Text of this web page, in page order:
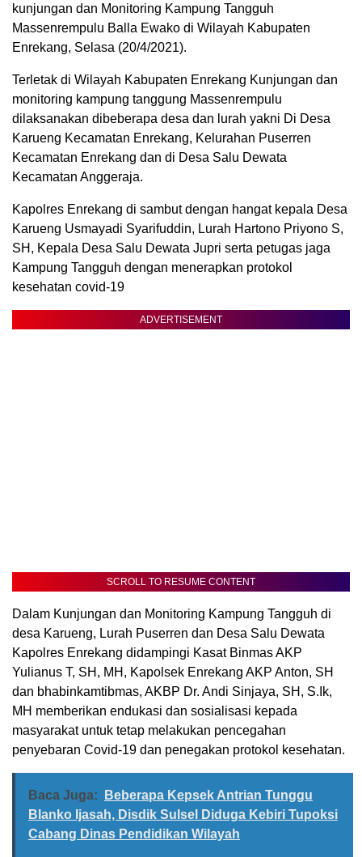
kunjungan dan Monitoring Kampung Tangguh
Massenrempulu Balla Ewako di Wilayah Kabupaten
Enrekang, Selasa (20/4/2021).
Terletak di Wilayah Kabupaten Enrekang Kunjungan dan
monitoring kampung tanggung Massenrempulu
dilaksanakan dibeberapa desa dan lurah yakni Di Desa
Karueng Kecamatan Enrekang, Kelurahan Puserren
Kecamatan Enrekang dan di Desa Salu Dewata
Kecamatan Anggeraja.
Kapolres Enrekang di sambut dengan hangat kepala Desa
Karueng Usmayadi Syarifuddin, Lurah Hartono Priyono S,
SH, Kepala Desa Salu Dewata Jupri serta petugas jaga
Kampung Tangguh dengan menerapkan protokol
kesehatan covid-19
ADVERTISEMENT
SCROLL TO RESUME CONTENT
Dalam Kunjungan dan Monitoring Kampung Tangguh di
desa Karueng, Lurah Puserren dan Desa Salu Dewata
Kapolres Enrekang didampingi Kasat Binmas AKP
Yulianus T, SH, MH, Kapolsek Enrekang AKP Anton, SH
dan bhabinkamtibmas, AKBP Dr. Andi Sinjaya, SH, S.Ik,
MH memberikan endukasi dan sosialisasi kepada
masyarakat untuk tetap melakukan pencegahan
penyebaran Covid-19 dan penegakan protokol kesehatan.
Baca Juga:
Beberapa Kepsek Antrian Tunggu
Blanko Ijasah, Disdik Sulsel Diduga Kebiri Tupoksi
Cabang Dinas Pendidikan Wilayah